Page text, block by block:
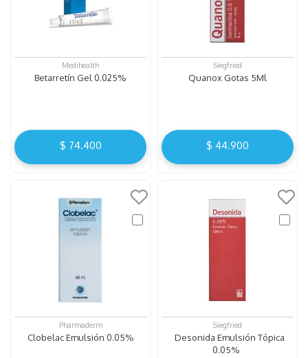
Medihealth
Betarretín Gel 0.025%
$ 74.400
Siegfried
Quanox Gotas 5Ml
$ 44.900
Pharmaderm
Clobelac Emulsión 0.05%
Siegfried
Desonida Emulsión Tópica
0.05%